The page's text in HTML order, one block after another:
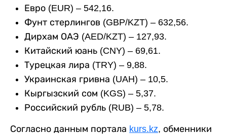
Евро (EUR) – 542,16.
Фунт стерлингов (GBP/KZT) – 632,56.
Дирхам ОАЭ (AED/KZT) – 127,93.
Китайский юань (CNY) – 69,61.
Турецкая лира (TRY) – 9,88.
Украинская гривна (UAH) – 10,5.
Кыргызский сом (KGS) – 5,37.
Российский рубль (RUB) – 5,78.
Согласно данным портала kurs.kz, обменники